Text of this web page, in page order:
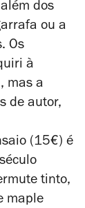
dos
ou a
Os
à
mas a
de autor,
(15€) é
tinto,
maple